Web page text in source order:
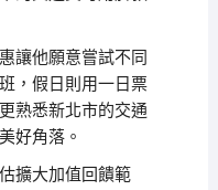
讓他願意嘗試不同
，假日則用一日票
熟悉新北市的交通
好角落。
擴大加值回饋範